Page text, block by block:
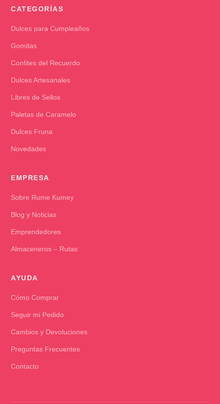
CATEGORÍAS
Dulces para Cumpleaños
Gomitas
Confites del Recuerdo
Dulces Artesanales
Libres de Sellos
Paletas de Caramelo
Dulces Fruna
Novedades
EMPRESA
Sobre Rume Kumey
Blog y Noticias
Emprendedores
Almaceneros – Rutas
AYUDA
Cómo Comprar
Seguir mi Pedido
Cambios y Devoluciones
Preguntas Frecuentes
Contacto